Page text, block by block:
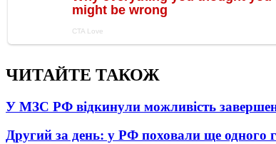
ЧИТАЙТЕ ТАКОЖ
У МЗС РФ відкинули можливість
Другий за день: у РФ поховали ще одного